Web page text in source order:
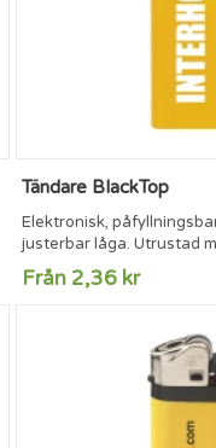
Tändare BlackTop
Elektronisk,
justerbar låga. Utrustad
TÜV-certifierade
Från 2,36 kr